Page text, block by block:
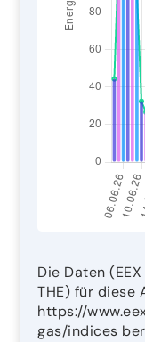
Die Daten
THE) für diese
https://
gas/indices